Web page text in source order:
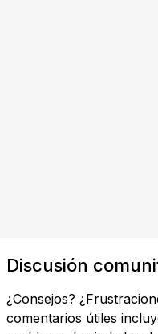
Discusión
¿Consejos?
comentarios útiles